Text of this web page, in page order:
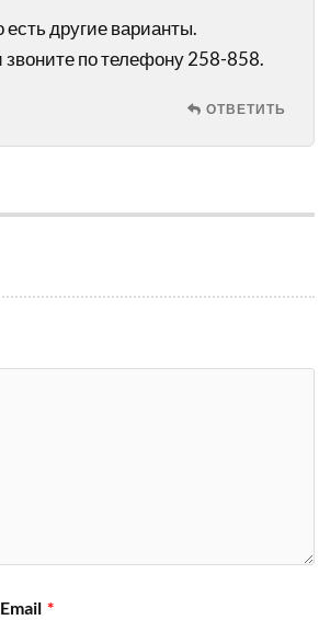
другие варианты.
по телефону 258-858.
ОТВЕТИТЬ
Email *